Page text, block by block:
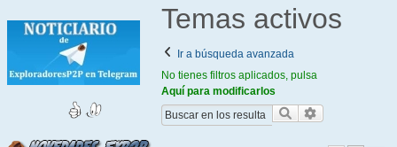
Temas activos
Ir a búsqueda avanzada
No tienes filtros aplicados, pulsa
Aquí para modificarlos
Buscar